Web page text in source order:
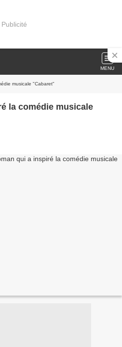
Publicité
MENU
musicale "Cabaret"
la comédie musicale